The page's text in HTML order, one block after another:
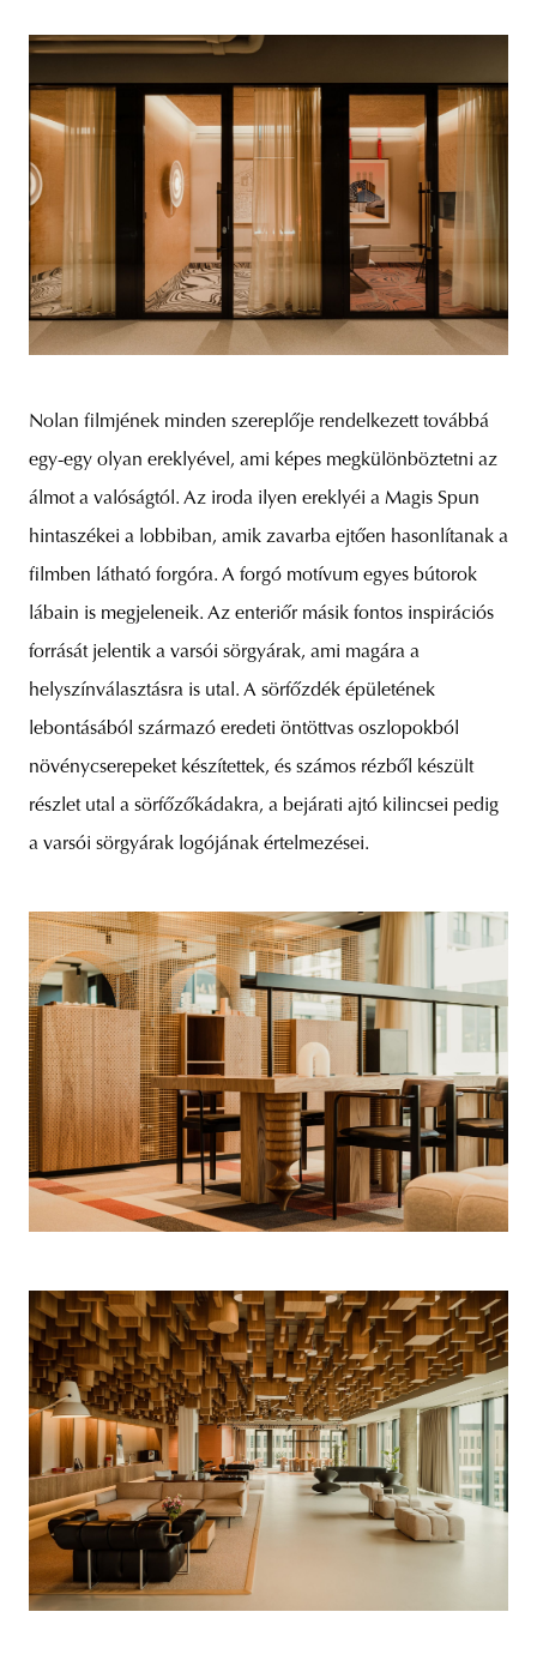
Nolan filmjének minden szereplője rendelkezett továbbá
egy-egy olyan ereklyével, ami képes megkülönböztetni az
álmot a valóságtól. Az iroda ilyen ereklyéi a Magis Spun
hintaszékei a lobbiban, amik zavarba ejtően hasonlítanak a
filmben látható forgóra. A forgó motívum egyes bútorok
lábain is megjeleneik. Az enteriőr másik fontos inspirációs
forrását jelentik a varsói sörgyárak, ami magára a
helyszínválasztásra is utal. A sörfőzdék épületének
lebontásából származó eredeti öntöttvas oszlopokból
növénycserepeket készítettek, és számos rézből készült
részlet utal a sörfőzőkádakra, a bejárati ajtó kilincsei pedig
a varsói sörgyárak logójának értelmezései.